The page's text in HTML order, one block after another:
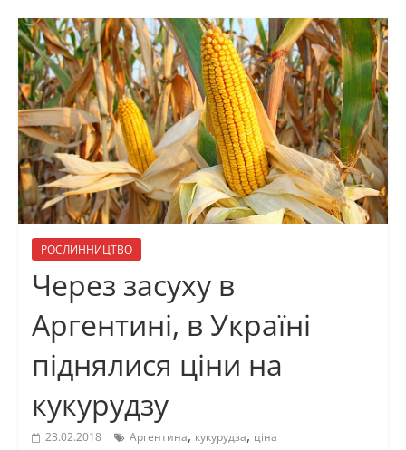
РОСЛИННИЦТВО
Через засуху в
Аргентині, в Україні
піднялися ціни на
кукурудзу
23.02.2018 Аргентина, кукурудза, ціна